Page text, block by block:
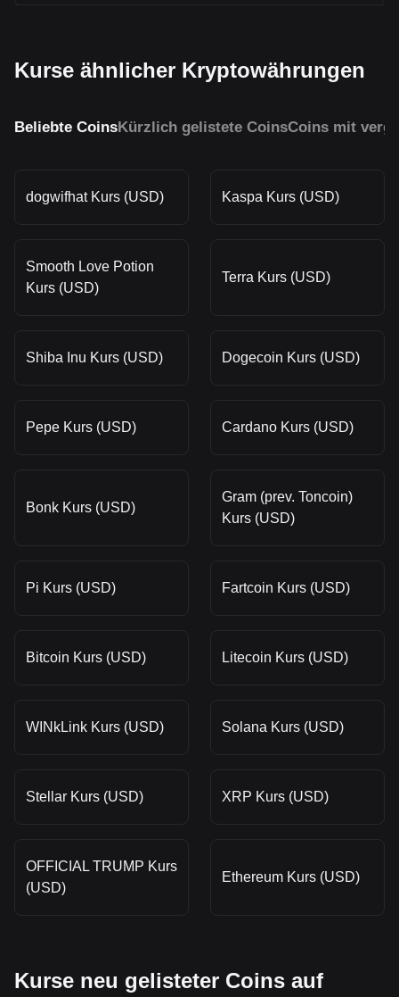
Kurse ähnlicher Kryptowährungen
Beliebte CoinsKürzlich gelistete CoinsCoins mit
dogwifhat Kurs (USD) Kaspa Kurs (USD)
Smooth Love Potion
Kurs (USD)
Terra Kurs (USD)
Shiba Inu Kurs (USD) Dogecoin Kurs (USD)
Pepe Kurs (USD) Cardano Kurs (USD)
Bonk Kurs (USD)
Gram (prev. Toncoin)
Kurs (USD)
Pi Kurs (USD) Fartcoin Kurs (USD)
Bitcoin Kurs (USD) Litecoin Kurs (USD)
WINkLink Kurs (USD) Solana Kurs (USD)
Stellar Kurs (USD) XRP Kurs (USD)
OFFICIAL TRUMP Kurs
(USD)
Ethereum Kurs (USD)
Kurse neu gelisteter Coins auf